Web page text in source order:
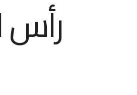
رأس